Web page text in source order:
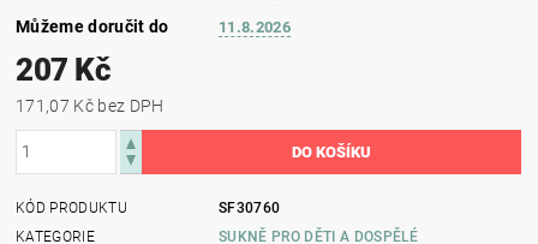
Můžeme doručit do
11.8.2026
207 Kč
171,07 Kč bez DPH
KÓD PRODUKTU
SF30760
KATEGORIE
SUKNĚ PRO DĚTI A DOSPĚLÉ